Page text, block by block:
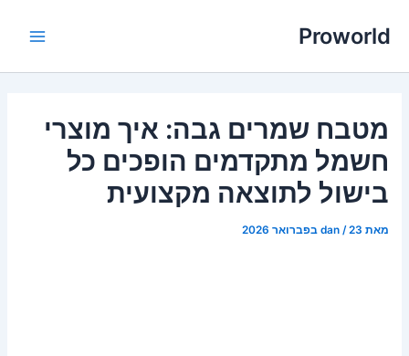
לתוכןProworld
מטבח שמרים גבה: איך מוצרי
חשמל מתקדמים הופכים כל
בישול לתוצאה מקצועית
מאת dan /23 בפברואר 2026